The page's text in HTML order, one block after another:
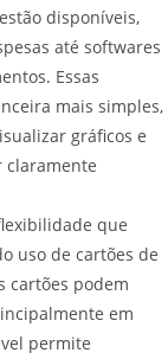
disponíveis,
até softwares
Essas
mais simples,
gráficos e
claramente
que
uso de cartões de
cartões podem
em
permite